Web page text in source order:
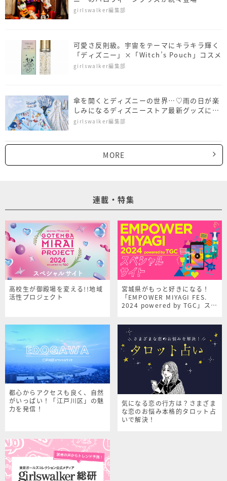
girlswalker編集部
可愛さ反則級。宇宙をテーマにキラキラ輝く
「ディズニー」×「Witch’s Pouch」コスメ
girlswalker編集部
傘を開くとディズニーの世界…♡雨の日が楽
しみになるディズニーストア最新グッズにう
っとり
girlswalker編集部
MORE
連載・特集
高校生が御殿場を変える!!地域
活性プロジェクト
宮城県がもっと好きになる！
「EMPOWER MIYAGI FES.
2024 powered by TGC」スペ
都心からアクセスも良く、自然
がいっぱい！「江戸川区」の魅
力を発信！
気になる恋の行方は？さまざま
な恋のお悩み本格的タロット占
いで解決！